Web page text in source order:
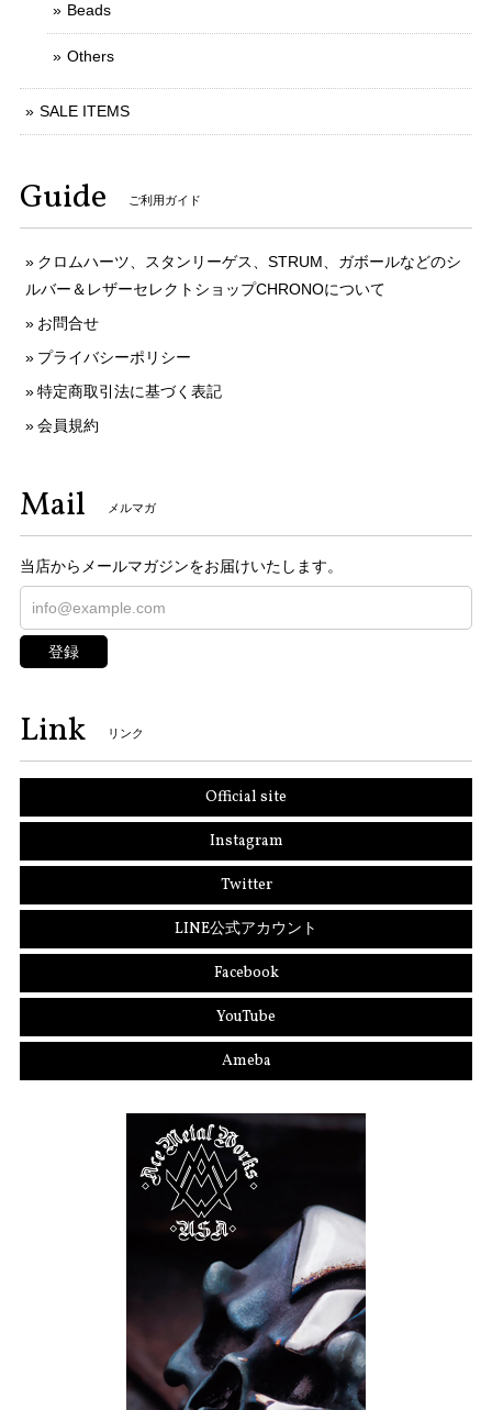
Beads
Others
SALE ITEMS
Guide ご利用ガイド
クロムハーツ、スタンリーゲス、STRUM、ガボールなどのシ
ルバー＆レザーセレクトショップCHRONOについて
お問合せ
プライバシーポリシー
特定商取引法に基づく表記
会員規約
Mail メルマガ
当店からメールマガジンをお届けいたします。
登録
Link リンク
Official site
Instagram
Twitter
LINE公式アカウント
Facebook
YouTube
Ameba